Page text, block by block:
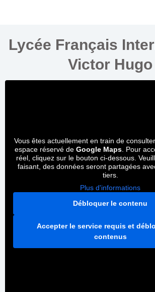
Lycée Français
Victor Hugo
Vous êtes actuellement en train de
espace réservé de Google Maps. Pour
réel, cliquez sur le bouton ci-dessous.
faisant, des données seront partagées
tiers.
Plus d'informations
Débloquer le contenu
Accepter le service requis et
contenus